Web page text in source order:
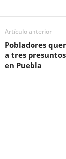
Artículo anterior
Pobladores
a tres
en Puebla